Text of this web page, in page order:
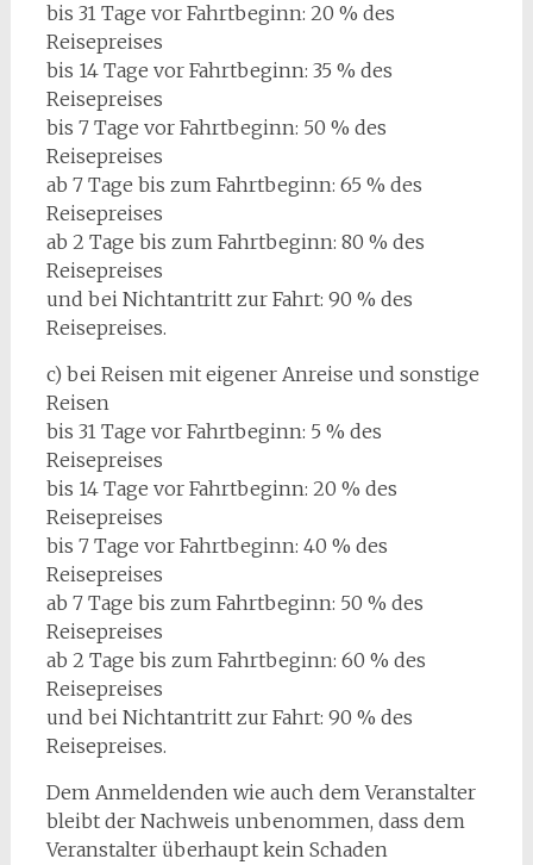
bis 31 Tage vor Fahrtbeginn: 20 % des
Reisepreises
bis 14 Tage vor Fahrtbeginn: 35 % des
Reisepreises
bis 7 Tage vor Fahrtbeginn: 50 % des
Reisepreises
ab 7 Tage bis zum Fahrtbeginn: 65 % des
Reisepreises
ab 2 Tage bis zum Fahrtbeginn: 80 % des
Reisepreises
und bei Nichtantritt zur Fahrt: 90 % des
Reisepreises.
c) bei Reisen mit eigener Anreise und sonstige
Reisen
bis 31 Tage vor Fahrtbeginn: 5 % des
Reisepreises
bis 14 Tage vor Fahrtbeginn: 20 % des
Reisepreises
bis 7 Tage vor Fahrtbeginn: 40 % des
Reisepreises
ab 7 Tage bis zum Fahrtbeginn: 50 % des
Reisepreises
ab 2 Tage bis zum Fahrtbeginn: 60 % des
Reisepreises
und bei Nichtantritt zur Fahrt: 90 % des
Reisepreises.
Dem Anmeldenden wie auch dem Veranstalter
bleibt der Nachweis unbenommen, dass dem
Veranstalter überhaupt kein Schaden